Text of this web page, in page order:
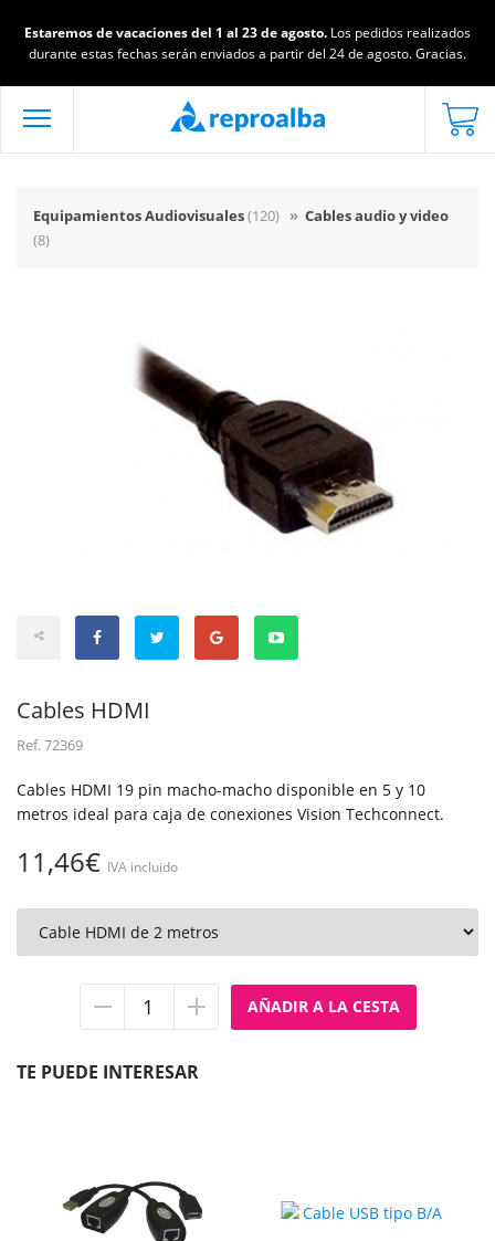
Estaremos de vacaciones del 1 al 23 de agosto. Los pedidos realizados
durante estas fechas serán enviados a partir del 24 de agosto. Gracias.
Equipamientos Audiovisuales(120) » Cables audio y video
(8)
Cables HDMI
Ref.72369
Cables HDMI 19 pin macho-macho disponible en 5 y 10
metros ideal para caja de conexiones Vision Techconnect.
11,46€ IVA incluido
TE PUEDE INTERESAR